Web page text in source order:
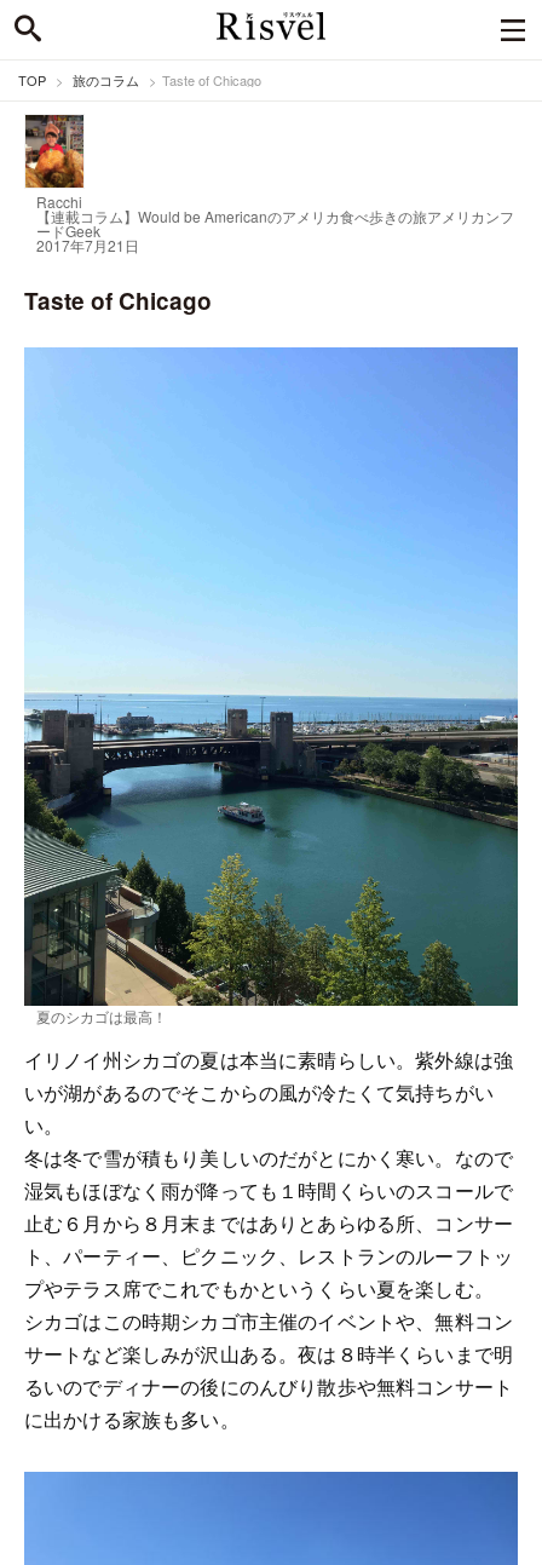
TOP 旅のコラム Taste of Chicago
Racchi
【連載コラム】Would be Americanのアメリカ食べ歩きの旅アメリカンフ
ードGeek
2017年7月21日
Taste of Chicago
夏のシカゴは最高！
イリノイ州シカゴの夏は本当に素晴らしい。紫外線は強
いが湖があるのでそこからの風が冷たくて気持ちがい
い。
冬は冬で雪が積もり美しいのだがとにかく寒い。なので
湿気もほぼなく雨が降っても１時間くらいのスコールで
止む６月から８月末まではありとあらゆる所、コンサー
ト、パーティー、ピクニック、レストランのルーフトッ
プやテラス席でこれでもかというくらい夏を楽しむ。
シカゴはこの時期シカゴ市主催のイベントや、無料コン
サートなど楽しみが沢山ある。夜は８時半くらいまで明
るいのでディナーの後にのんびり散歩や無料コンサート
に出かける家族も多い。